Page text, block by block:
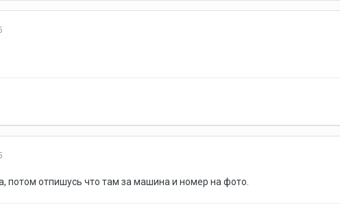
потом отпишусь что там за машина и номер на фото.